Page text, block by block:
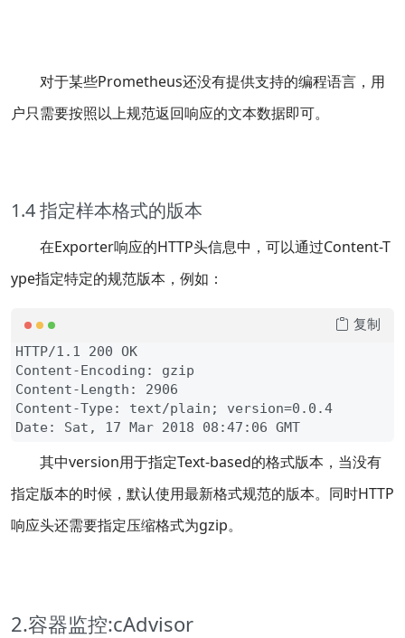
对于某些Prometheus还没有提供支持的编程语言，用
户只需要按照以上规范返回响应的文本数据即可。
1.4 指定样本格式的版本
在Exporter响应的HTTP头信息中，可以通过Content-T
ype指定特定的规范版本，例如：
HTTP/1.1 200 OK
Content-Encoding: gzip
Content-Length: 2906
Content-Type: text/plain; version=0.0.4
Date: Sat, 17 Mar 2018 08:47:06 GMT
复制
其中version用于指定Text-based的格式版本，当没有
指定版本的时候，默认使用最新格式规范的版本。同时HTTP
响应头还需要指定压缩格式为gzip。
2.容器监控:cAdvisor